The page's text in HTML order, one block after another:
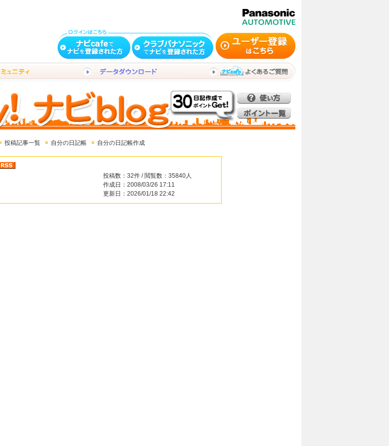
投稿記事一覧 自分の日記帳 自分の日記帳作成
投稿数：32件 / 閲覧数：35840人
作成日：2008/03/26 17:11
更新日：2026/01/18 22:42